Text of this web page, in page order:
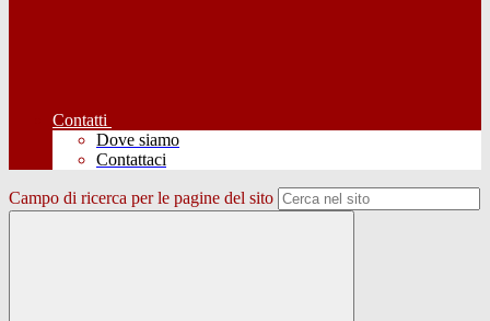
Contatti
Dove siamo
Contattaci
Campo di ricerca per le pagine del sito